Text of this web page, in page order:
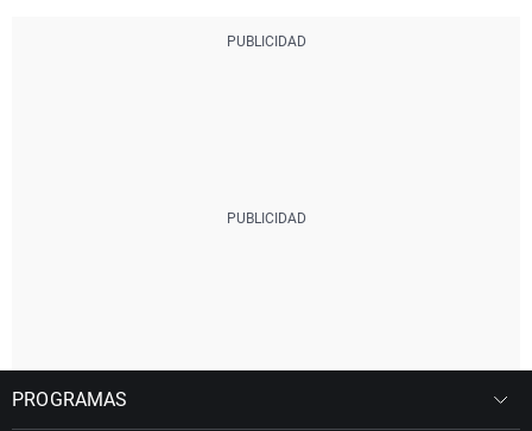
PROGRAMAS